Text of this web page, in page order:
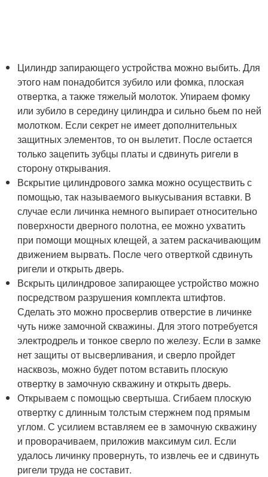
Цилиндр запирающего устройства можно выбить. Для
этого нам понадобится зубило или фомка, плоская
отвертка, а также тяжелый молоток. Упираем фомку
или зубило в середину цилиндра и сильно бьем по ней
молотком. Если секрет не имеет дополнительных
защитных элементов, то он вылетит. После остается
только зацепить зубцы платы и сдвинуть ригели в
сторону открывания.
Вскрытие цилиндрового замка можно осуществить с
помощью, так называемого выкусывания вставки. В
случае если личинка немного выпирает относительно
поверхности дверного полотна, ее можно ухватить
при помощи мощных клещей, а затем раскачивающим
движением вырвать. После чего отверткой сдвинуть
ригели и открыть дверь.
Вскрыть цилиндровое запирающее устройство можно
посредством разрушения комплекта штифтов.
Сделать это можно просверлив отверстие в личинке
чуть ниже замочной скважины. Для этого потребуется
электродрель и тонкое сверло по железу. Если в замке
нет защиты от высверливания, и сверло пройдет
насквозь, можно будет потом вставить плоскую
отвертку в замочную скважину и открыть дверь.
Открываем с помощью свертыша. Сгибаем плоскую
отвертку с длинным толстым стержнем под прямым
углом. С усилием вставляем ее в замочную скважину
и проворачиваем, приложив максимум сил. Если
удалось личинку провернуть, то извлечь ее и сдвинуть
ригели труда не составит.